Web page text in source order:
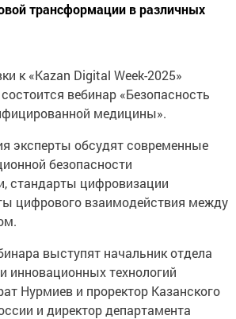
трансформации в различных
к «Kazan Digital Week-2025»
вебинар «Безопасность
медицины».
эксперты обсудят современные
безопасности
стандарты цифровизации
цифрового взаимодействия между
выступят начальник отдела
инновационных технологий
Нурмиев и проректор Казанского
и директор департамента